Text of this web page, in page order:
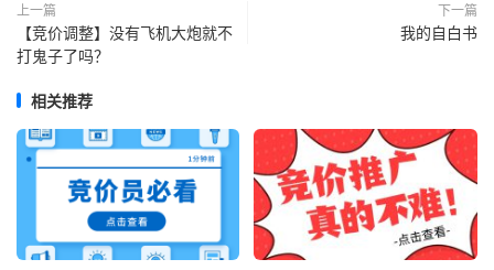
上一篇
【竞价调整】没有飞机大炮就不
打鬼子了吗？
下一篇
我的自白书
相关推荐